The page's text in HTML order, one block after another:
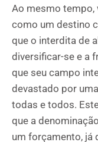
Ao mesmo tempo,
como um destino
que o interdita de
diversificar-se e a
que seu campo
devastado por
todas e todos.
que a
um forçamento, já